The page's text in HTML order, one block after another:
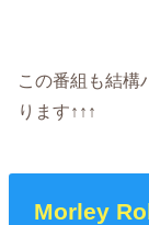
この番組も結構
ります↑↑↑
Morley